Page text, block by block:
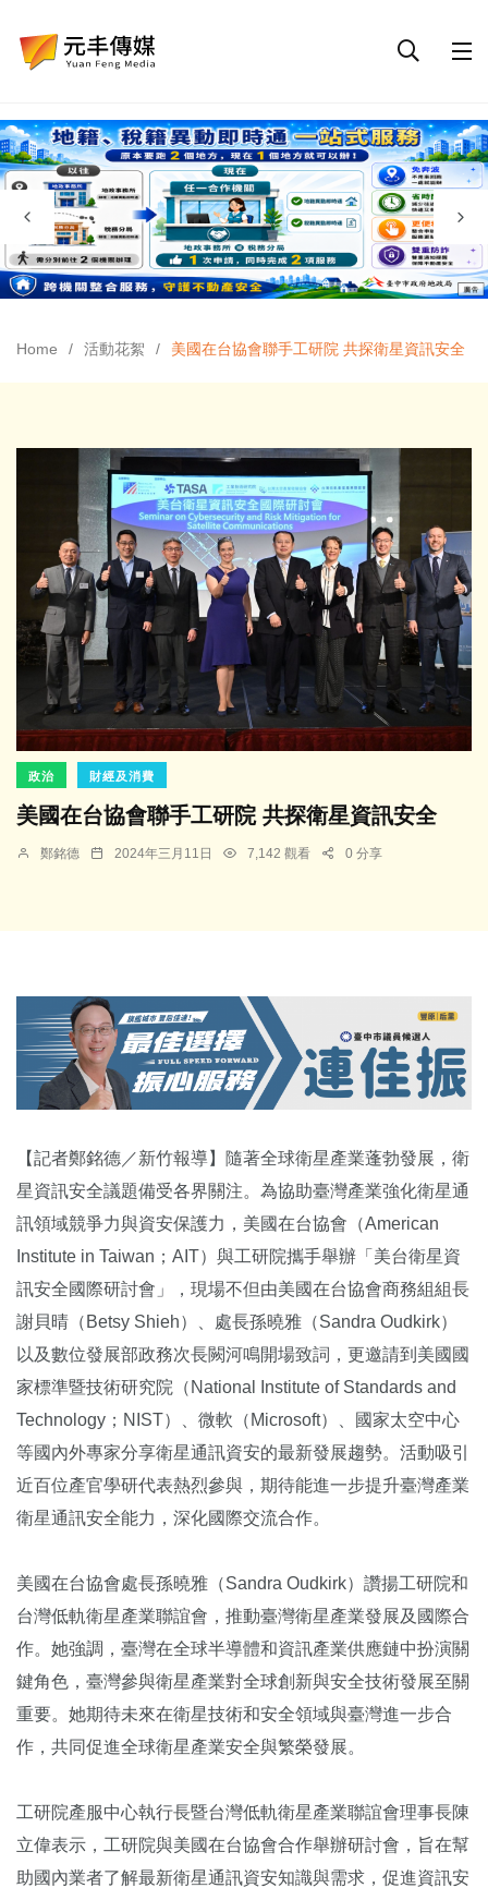
Home 活動花絮 美國在台協會聯手工研院 共探衛星資訊安全
政治 財經及消費
美國在台協會聯手工研院 共探衛星資訊安全
鄭銘德 2024年三月11日 7,142 觀看 0 分享
【記者鄭銘德／新竹報導】隨著全球衛星產業蓬勃發展，衛
星資訊安全議題備受各界關注。為協助臺灣產業強化衛星通
訊領域競爭力與資安保護力，美國在台協會（American
Institute in Taiwan；AIT）與工研院攜手舉辦「美台衛星資
訊安全國際研討會」，現場不但由美國在台協會商務組組長
謝貝晴（Betsy Shieh）、處長孫曉雅（Sandra Oudkirk）
以及數位發展部政務次長闕河鳴開場致詞，更邀請到美國國
家標準暨技術研究院（National Institute of Standards and
Technology；NIST）、微軟（Microsoft）、國家太空中心
等國內外專家分享衛星通訊資安的最新發展趨勢。活動吸引
近百位產官學研代表熱烈參與，期待能進一步提升臺灣產業
衛星通訊安全能力，深化國際交流合作。
美國在台協會處長孫曉雅（Sandra Oudkirk）讚揚工研院和
台灣低軌衛星產業聯誼會，推動臺灣衛星產業發展及國際合
作。她強調，臺灣在全球半導體和資訊產業供應鏈中扮演關
鍵角色，臺灣參與衛星產業對全球創新與安全技術發展至關
重要。她期待未來在衛星技術和安全領域與臺灣進一步合
作，共同促進全球衛星產業安全與繁榮發展。
工研院產服中心執行長暨台灣低軌衛星產業聯誼會理事長陳
立偉表示，工研院與美國在台協會合作舉辦研討會，旨在幫
助國內業者了解最新衛星通訊資安知識與需求，促進資訊安